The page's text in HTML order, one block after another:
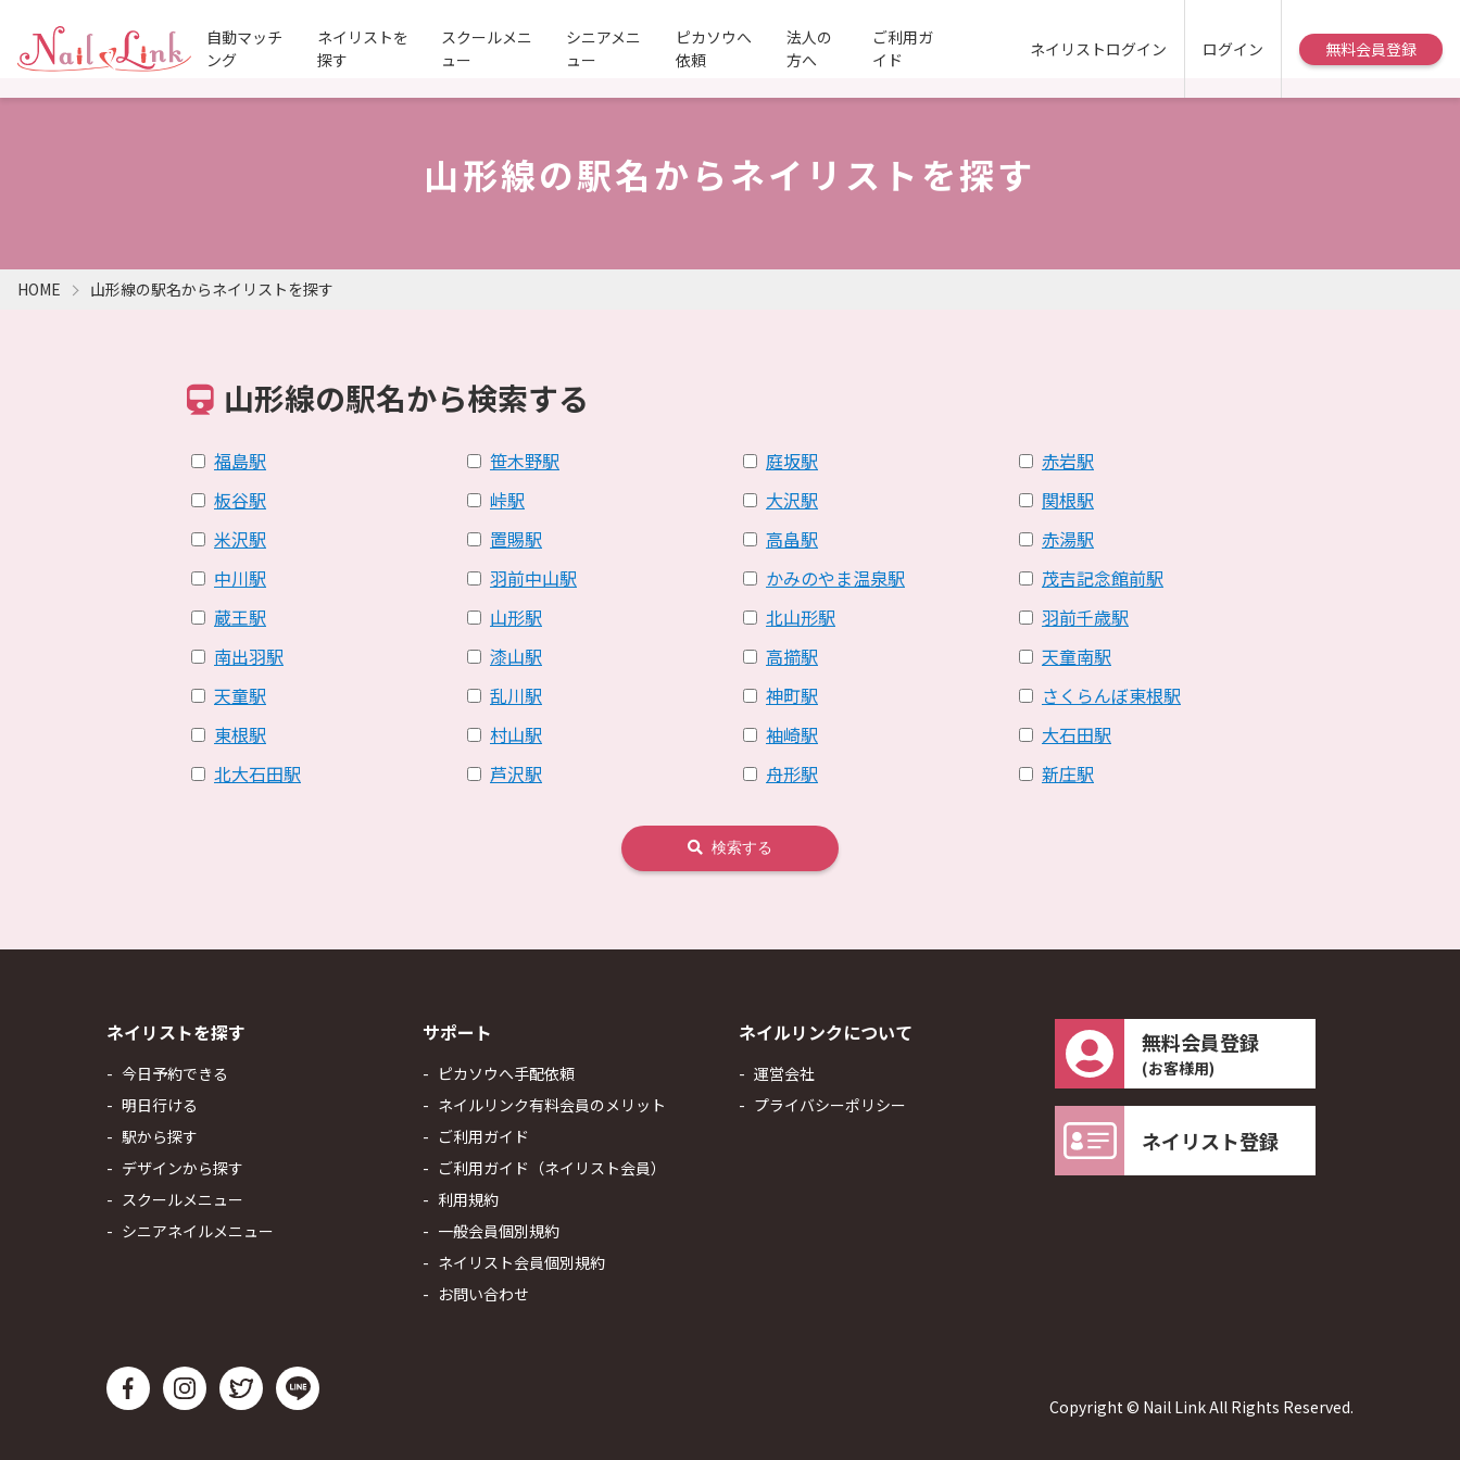
自動マッチ
ング
ネイリストを
探す
スクールメニ
ュー
シニアメニ
ュー
ピカソウへ
依頼
法人の
方へ
ご利用ガ
イド
ネイリストログイン ログイン 無料会員登録
山形線の駅名からネイリストを探す
HOME 山形線の駅名からネイリストを探す
山形線の駅名から検索する
福島駅 笹木野駅 庭坂駅
赤岩駅
板谷駅
峠駅 大沢駅
関根駅
米沢駅
置賜駅 高畠駅
赤湯駅
中川駅
羽前中山駅 かみのやま温泉駅
茂吉記念館前駅
蔵王駅
山形駅 北山形駅
羽前千歳駅
南出羽駅
漆山駅 高擶駅
天童南駅
天童駅
乱川駅 神町駅
さくらんぼ東根駅
東根駅
村山駅 袖崎駅
大石田駅
北大石田駅
芦沢駅 舟形駅 新庄駅
検索する
ネイリストを探す
今日予約できる
明日行ける
駅から探す
デザインから探す
スクールメニュー
シニアネイルメニュー
サポート
ピカソウへ手配依頼
ネイルリンク有料会員のメリット
ご利用ガイド
ご利用ガイド（ネイリスト会員）
利用規約
一般会員個別規約
ネイリスト会員個別規約
お問い合わせ
ネイルリンクについて
運営会社
プライバシーポリシー
無料会員登録
(お客様用)
ネイリスト登録
Copyright © Nail Link All Rights Reserved.